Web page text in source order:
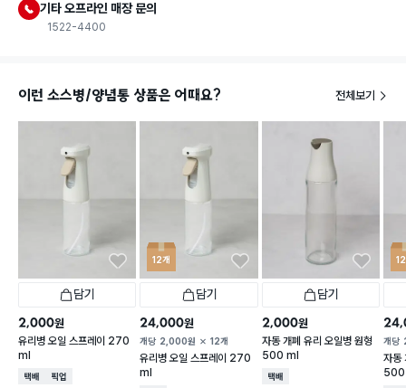
기타 오프라인 매장 문의
1522-4400
이런 소스병/양념통 상품은 어때요? 전체보기
담기
2,000원
유리병 오일 스프레이 270
ml
택배배송매장픽업
12개
담기
24,000원
개당 2,000원 12개
유리병 오일 스프레이 270
ml
담기
2,000원
자동 개폐 유리 오일병 원형
500 ml
택배배송
개당
자동